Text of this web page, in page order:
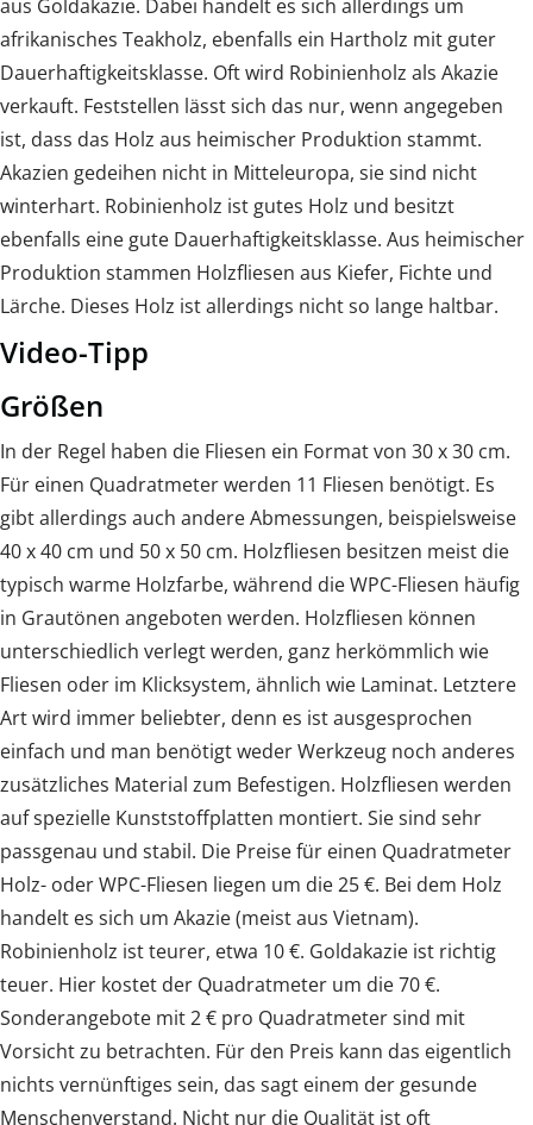
aus Goldakazie. Dabei handelt es sich allerdings um
afrikanisches Teakholz, ebenfalls ein Hartholz mit guter
Dauerhaftigkeitsklasse. Oft wird Robinienholz als Akazie
verkauft. Feststellen lässt sich das nur, wenn angegeben
ist, dass das Holz aus heimischer Produktion stammt.
Akazien gedeihen nicht in Mitteleuropa, sie sind nicht
winterhart. Robinienholz ist gutes Holz und besitzt
ebenfalls eine gute Dauerhaftigkeitsklasse. Aus heimischer
Produktion stammen Holzfliesen aus Kiefer, Fichte und
Lärche. Dieses Holz ist allerdings nicht so lange haltbar.
Video-Tipp
Größen
In der Regel haben die Fliesen ein Format von 30 x 30 cm.
Für einen Quadratmeter werden 11 Fliesen benötigt. Es
gibt allerdings auch andere Abmessungen, beispielsweise
40 x 40 cm und 50 x 50 cm. Holzfliesen besitzen meist die
typisch warme Holzfarbe, während die WPC-Fliesen häufig
in Grautönen angeboten werden. Holzfliesen können
unterschiedlich verlegt werden, ganz herkömmlich wie
Fliesen oder im Klicksystem, ähnlich wie Laminat. Letztere
Art wird immer beliebter, denn es ist ausgesprochen
einfach und man benötigt weder Werkzeug noch anderes
zusätzliches Material zum Befestigen. Holzfliesen werden
auf spezielle Kunststoffplatten montiert. Sie sind sehr
passgenau und stabil. Die Preise für einen Quadratmeter
Holz- oder WPC-Fliesen liegen um die 25 €. Bei dem Holz
handelt es sich um Akazie (meist aus Vietnam).
Robinienholz ist teurer, etwa 10 €. Goldakazie ist richtig
teuer. Hier kostet der Quadratmeter um die 70 €.
Sonderangebote mit 2 € pro Quadratmeter sind mit
Vorsicht zu betrachten. Für den Preis kann das eigentlich
nichts vernünftiges sein, das sagt einem der gesunde
Menschenverstand. Nicht nur die Qualität ist oft